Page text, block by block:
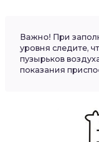
Важно! При
уровня следите,
пузырьков
показания